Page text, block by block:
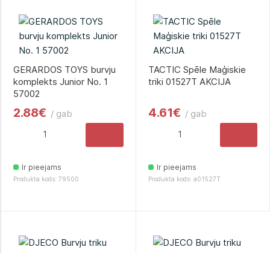
GERARDOS TOYS burvju
komplekts Junior No. 1
57002
2.88€ / gab
Ir pieejams
Produkta kods: 79500
TACTIC Spēle Maģiskie
triki 01527T AKCIJA
4.61€ / gab
Ir pieejams
Produkta kods: a01527T